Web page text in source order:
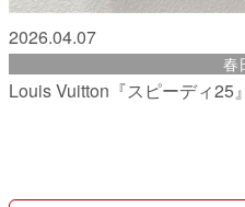
2026.04.07
春
Louis Vuitton『スピーディ25